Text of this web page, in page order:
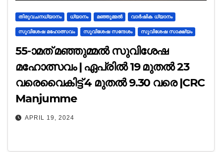
തിരുവചനധ്യാനം ധ്യാനം മഞ്ഞുമ്മൽ വാര്‍ഷിക ധ്യാനം
സുവിശേഷ മഹോത്സവം സുവിശേഷ സന്ദേശം സുവിശേഷ സാക്ഷ്യം
55-ാമത് മഞ്ഞുമ്മൽ സുവിശേഷ
മഹോത്സവം | ഏപ്രിൽ 19 മുതൽ 23
വരെവൈകിട്ട് 4 മുതൽ 9.30 വരെ |CRC
Manjumme
APRIL 19, 2024